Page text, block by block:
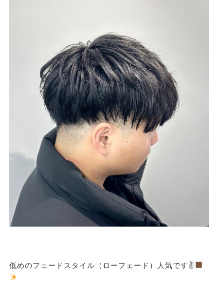
低めのフェードスタイル（ローフェード）人気です✌